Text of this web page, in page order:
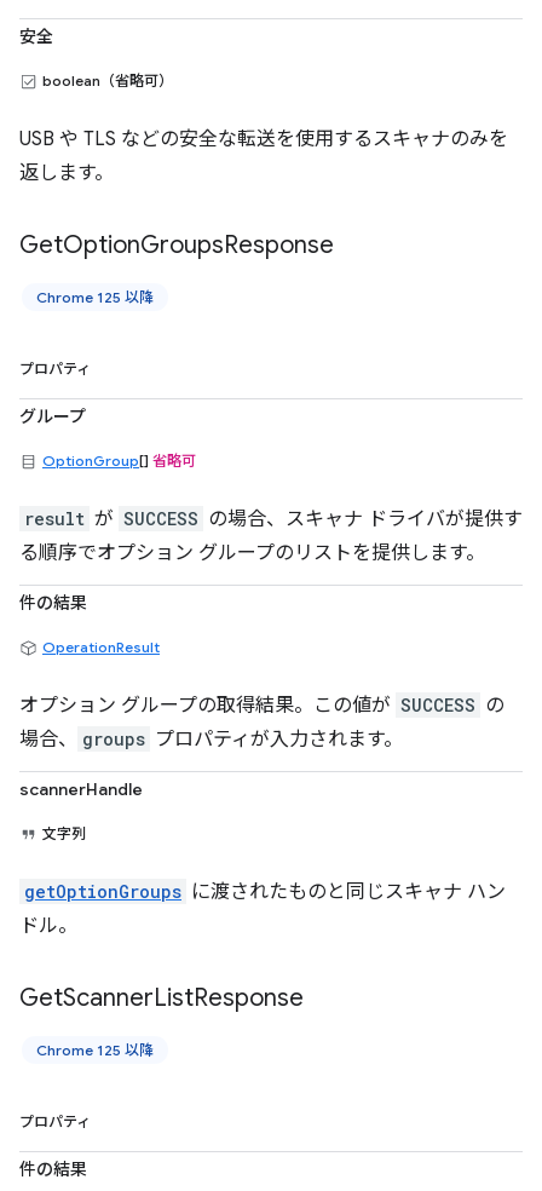
安全
boolean（省略可）
USB や TLS などの安全な転送を使用するスキャナのみを
返します。
GetOptionGroupsResponse
Chrome 125 以降
プロパティ
グループ
OptionGroup[] 省略可
result が SUCCESS の場合、スキャナ ドライバが提供す
る順序でオプション グループのリストを提供します。
件の結果
OperationResult
オプション グループの取得結果。この値が SUCCESS の
場合、
groups プロパティが入力されます。
scannerHandle
文字列
getOptionGroups に渡されたものと同じスキャナ ハン
ドル。
GetScannerListResponse
Chrome 125 以降
プロパティ
件の結果